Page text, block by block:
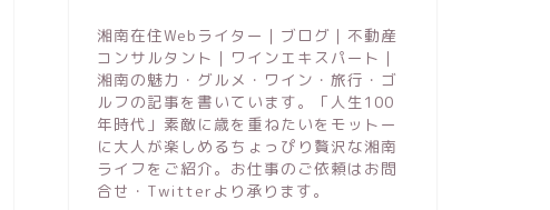
湘南在住Webライター｜ブログ｜不動産
コンサルタント｜ワインエキスパート｜
湘南の魅力・グルメ・ワイン・旅行・ゴ
ルフの記事を書いています。「人生100
年時代」素敵に歳を重ねたいをモットー
に大人が楽しめるちょっぴり贅沢な湘南
ライフをご紹介。お仕事のご依頼はお問
合せ・Twitterより承ります。